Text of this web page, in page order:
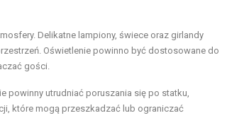
Delikatne lampiony, świece oraz girlandy
Oświetlenie powinno być dostosowane do
gości.
powinny utrudniać poruszania się po statku,
które mogą przeszkadzać lub ograniczać